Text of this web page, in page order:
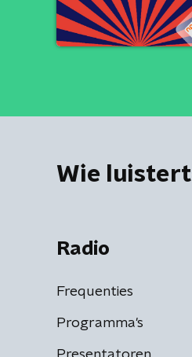
Wie luistert
Radio
Frequenties
Programma's